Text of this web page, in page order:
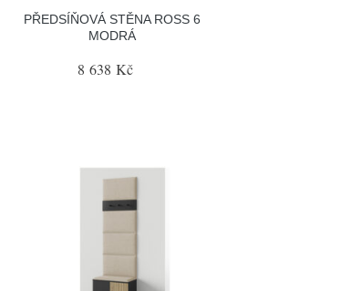
PŘEDSÍŇOVÁ STĚNA ROSS 6
MODRÁ
8 638 Kč